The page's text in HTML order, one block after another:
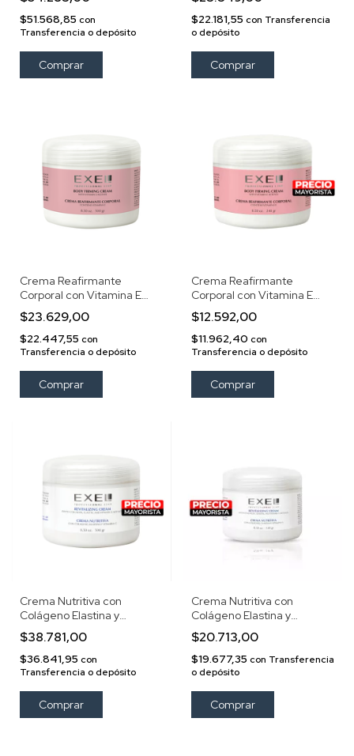
$51.568,85 con
Transferencia o depósito
$22.181,55 con Transferencia
o depósito
Crema Reafirmante
Corporal con Vitamina E
500gr
$23.629,00
$22.447,55 con
Transferencia o depósito
Crema Reafirmante
Corporal con Vitamina E
250gr
$12.592,00
$11.962,40 con
Transferencia o depósito
Crema Nutritiva con
Colágeno Elastina y
Vitamina E 500gr
$38.781,00
$36.841,95 con
Transferencia o depósito
Crema Nutritiva con
Colágeno Elastina y
Vitamina E
$20.713,00
$19.677,35 con Transferencia
o depósito